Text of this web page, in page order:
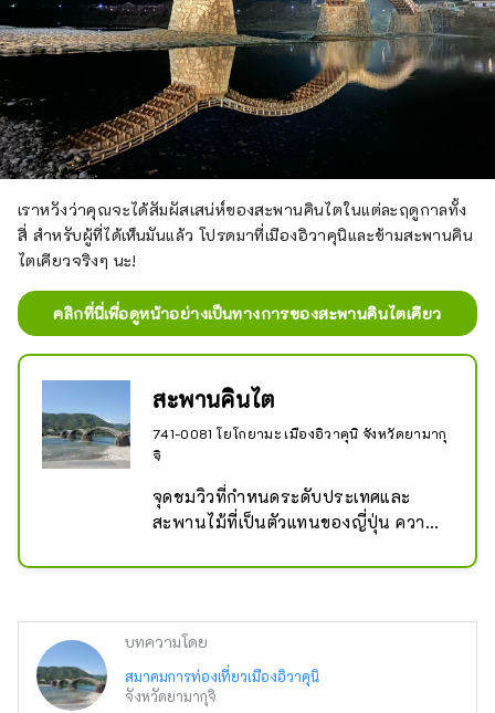
เราหวังว่าคุณจะได้สัมผัสเสน่ห์ของสะพานคินไตในแต่ละฤดูกาลทั้ง
สี่ สำหรับผู้ที่ได้เห็นมันแล้ว โปรดมาที่เมืองอิวาคุนิและข้ามสะพานคิน
ไตเคียวจริงๆ นะ!
คลิกที่นี่เพื่อดูหน้าอย่างเป็นทางการของสะพานคินไตเคียว
สะพานคินไต
741-0081 โยโกยามะ เมืองอิวาคุนิ จังหวัดยามากุ
จิ
จุดชมวิวที่กำหนดระดับประเทศและ
สะพานไม้ที่เป็นตัวแทนของญี่ปุ่น ความ
เมตร แนวเส้นตรง 193.3 เมตร ความ
6.6 เมตร โครงสร้างของสะพานโค้งซึ่ง
สร้างขึ้นโดยใช้ ``เทคนิคการก่อสร้าง
ด้วยไม้'' โดยใช้สะพานโค้งและ
Cassocks มีความประณีตและแปลกใหม่
บทความโดย
สมาคมการท่องเที่ยวเมืองอิวาคุนิ
จังหวัดยามากุจิ